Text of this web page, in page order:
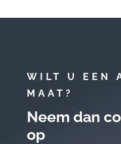
WILT U EEN
MAAT?
Neem dan
op